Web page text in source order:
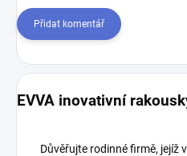
Přidat komentář
EVVA inovativní
Důvěřujte rodinné firmě, jejíž